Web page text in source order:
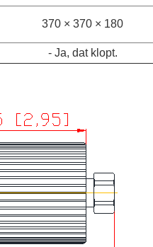
370 × 370 × 180
- Ja, dat klopt.